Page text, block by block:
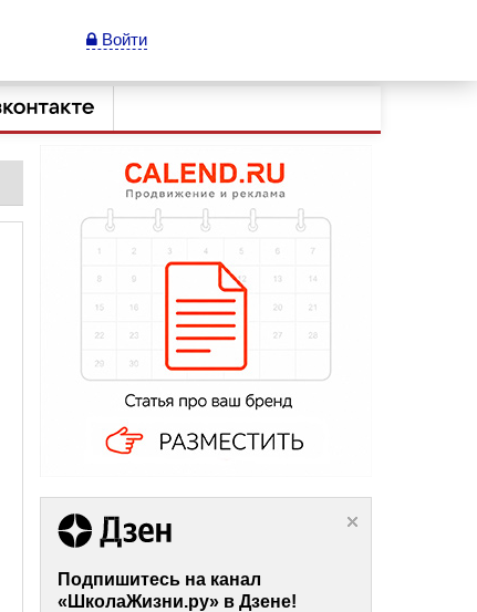
Войти
Подпишитесь на канал
«ШколаЖизни.ру» в Дзене!